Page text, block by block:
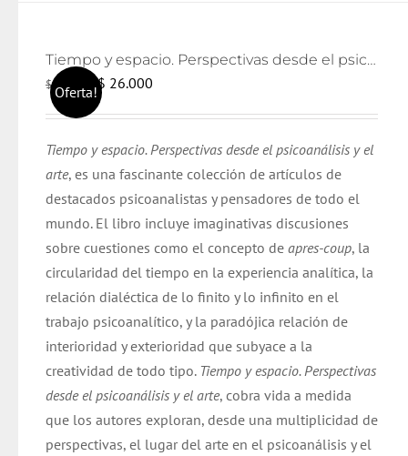
Oferta!
Tiempo y espacio. Perspectivas desde el psicoanálisis y el arte
$28.000
El
precio
era:
$ 28.000.
$ 26.000
es:
$ 26.000.
Tiempo y espacio. Perspectivas desde el psicoanálisis y el
arte, es una fascinante colección de artículos de
destacados psicoanalistas y pensadores de todo el
mundo. El libro incluye imaginativas discusiones
sobre cuestiones como el concepto de apres-coup, la
circularidad del tiempo en la experiencia analítica, la
relación dialéctica de lo finito y lo infinito en el
trabajo psicoanalítico, y la paradójica relación de
interioridad y exterioridad que subyace a la
creatividad de todo tipo. Tiempo y espacio. Perspectivas
desde el psicoanálisis y el arte, cobra vida a medida
que los autores exploran, desde una multiplicidad de
perspectivas, el lugar del arte en el psicoanálisis y el